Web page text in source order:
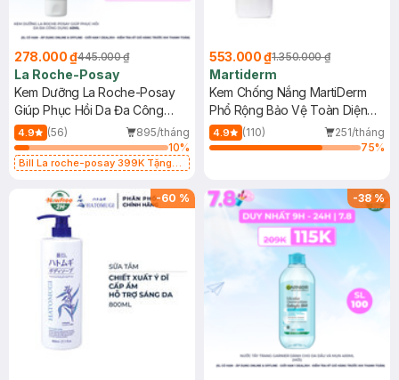
278.000 ₫445.000 ₫
La Roche-Posay
Kem Dưỡng La Roche-Posay
Giúp Phục Hồi Da Đa Công
Dụng 40ml
4.9 (56)
895/tháng
10%
Bill La roche-posay 399K Tặng
(SL có hạn)
553.000 ₫1.350.000 ₫
Martiderm
Kem Chống Nắng MartiDerm
Phổ Rộng Bảo Vệ Toàn Diện
40ml
4.9 (110)
251/tháng
75%
-60 % -38%